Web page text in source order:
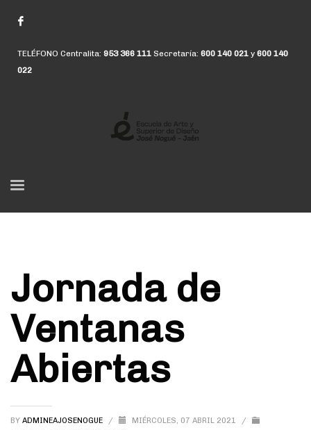
TELÉFONO Centralita: 953 366 111 Secretaría: 600 140 021 y 600 140
022
Jornada de
Ventanas
Abiertas
BY ADMINEAJOSENOGUE / MIÉRCOLES, 07 ABRIL 2021
/